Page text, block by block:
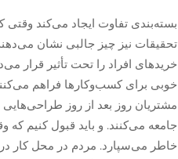
بسته‌بندی تفاوت ایجاد می‌کند وقتی
تحقیقات نیز چیز جالبی نشان
خریدهای افراد را تحت تأثیر
خوبی برای کسب‌وکارها فراهم
مشتریان روز بعد از روز
جامعه می‌کنند. و باید قبول کنیم
خاطر می‌سپارد. مردم در محل کار